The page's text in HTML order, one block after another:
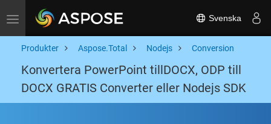
Toggle navigation Svenska
Produkter Aspose.Total Nodejs Conversion
Konvertera PowerPoint tillDOCX, ODP till
DOCX GRATIS Converter eller Nodejs SDK